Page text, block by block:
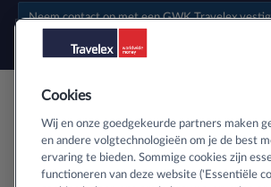
Neem contact op met eenGWK Travelex
Veilig buitenlands geld bestellen
Informatie over SSL-certificaten
Cookies
Wij en onze goedgekeurde partners maken
en andere volgtechnologieën om je de best
ervaring te bieden. Sommige cookies zijn
functioneren van deze website ('Essentiële